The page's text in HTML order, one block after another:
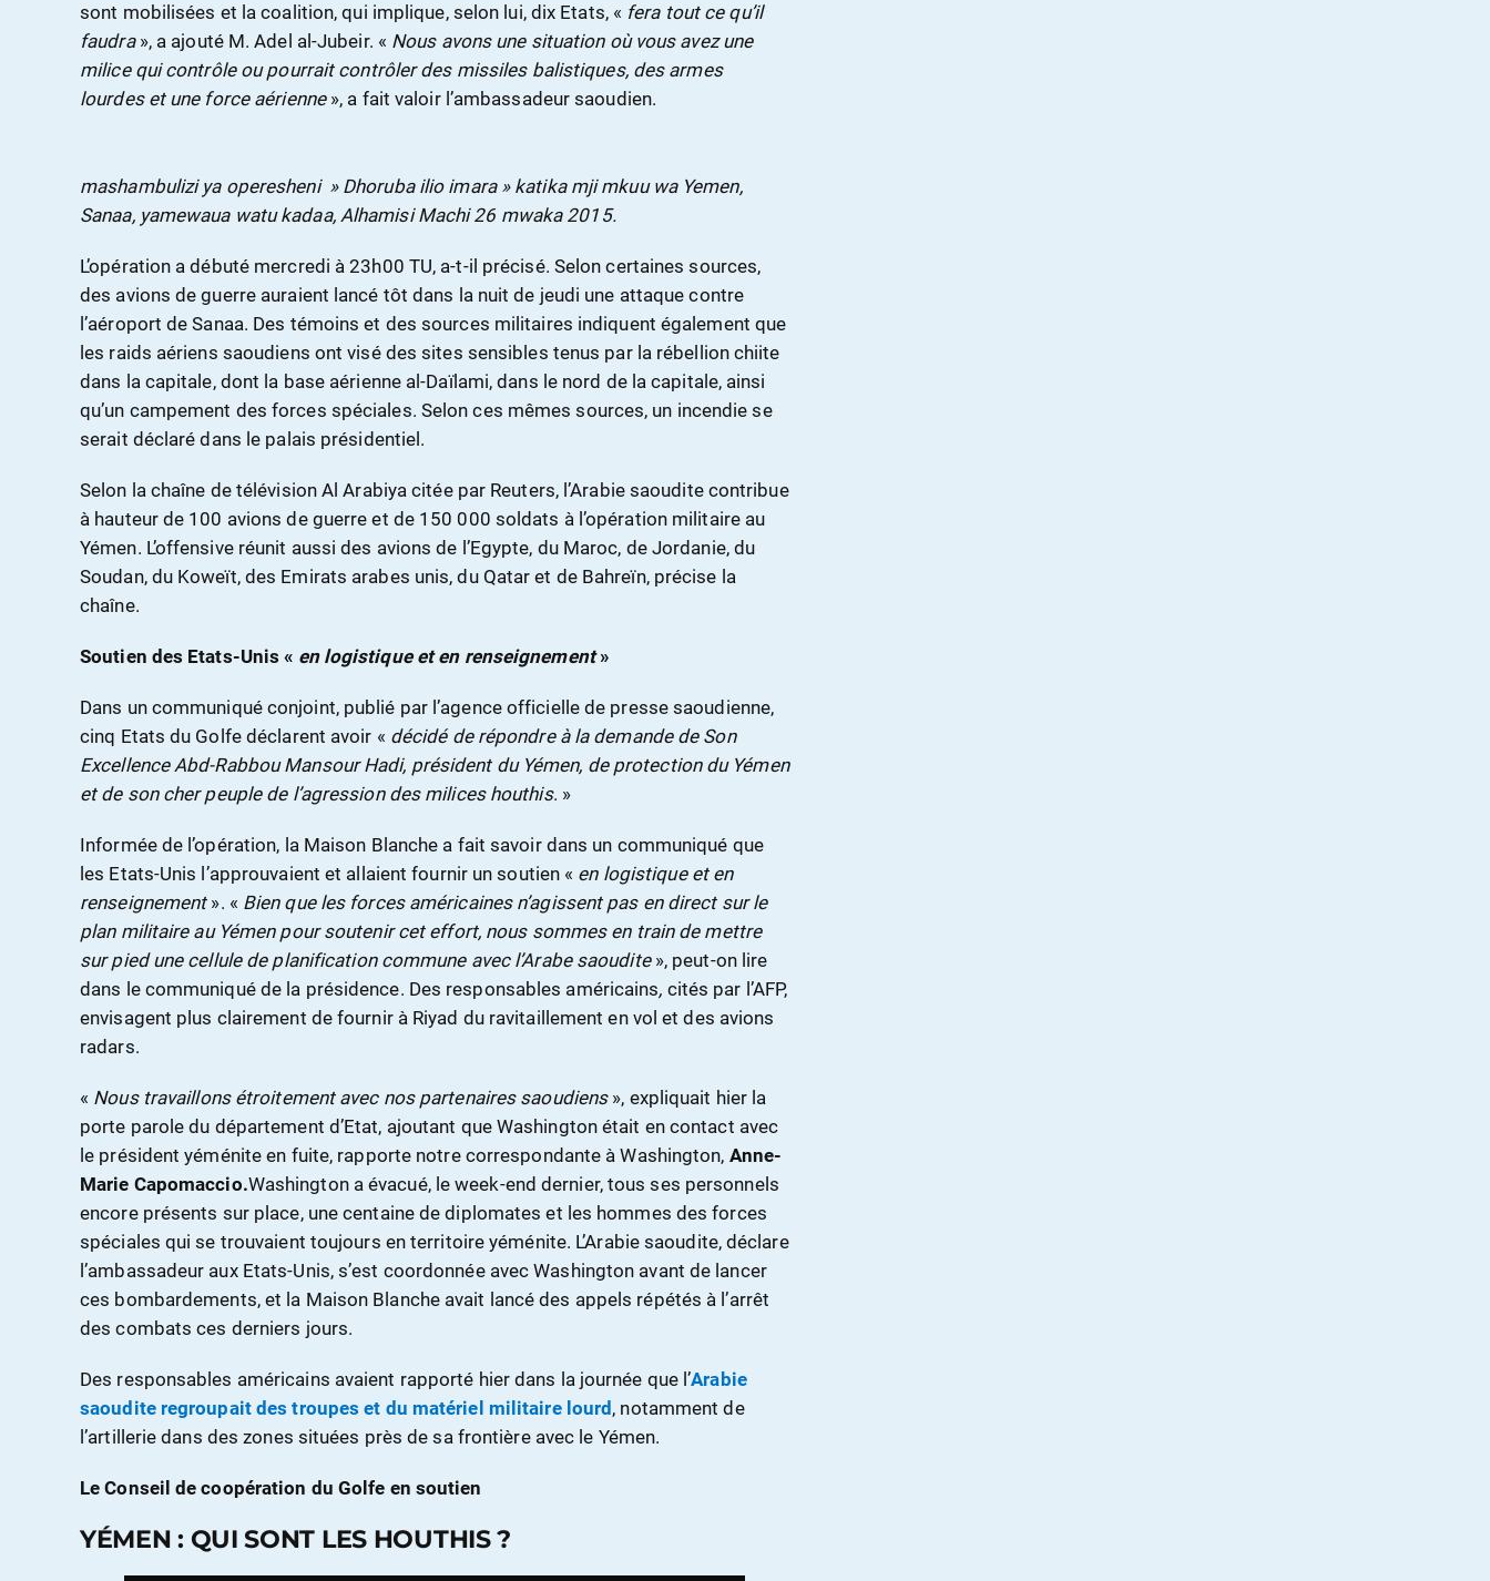
sont mobilisées et la coalition, qui implique, selon lui, dix Etats, « fera tout ce qu’il
faudra», a ajouté M. Adel al-Jubeir. « Nous avons une situation où vous avez une
milice qui contrôle ou pourrait contrôler des missiles balistiques, des armes
lourdes et une force aérienne», a fait valoir l’ambassadeur saoudien.
mashambulizi ya operesheni » Dhoruba ilio imara » katika mji mkuu wa Yemen,
Sanaa, yamewaua watu kadaa, Alhamisi Machi 26 mwaka 2015.
L’opération a débuté mercredi à 23h00 TU, a-t-il précisé. Selon certaines sources,
des avions de guerre auraient lancé tôt dans la nuit de jeudi une attaque contre
l’aéroport de Sanaa. Des témoins et des sources militaires indiquent également que
les raids aériens saoudiens ont visé des sites sensibles tenus par la rébellion chiite
dans la capitale, dont la base aérienne al-Daïlami, dans le nord de la capitale, ainsi
qu’un campement des forces spéciales. Selon ces mêmes sources, un incendie se
serait déclaré dans le palais présidentiel.
Selon la chaîne de télévision Al Arabiya citée par Reuters, l’Arabie saoudite contribue
à hauteur de 100 avions de guerre et de 150 000 soldats à l’opération militaire au
Yémen. L’offensive réunit aussi des avions de l’Egypte, du Maroc, de Jordanie, du
Soudan, du Koweït, des Emirats arabes unis, du Qatar et de Bahreïn, précise la
chaîne.
Soutien des Etats-Unis « en logistique et en renseignement»
Dans un communiqué conjoint, publié par l’agence officielle de presse saoudienne,
cinq Etats du Golfe déclarent avoir « décidé de répondre à la demande de Son
Excellence Abd-Rabbou Mansour Hadi, président du Yémen, de protection du Yémen
et de son cher peuple de l’agression des milices houthis. »
Informée de l’opération, la Maison Blanche a fait savoir dans un communiqué que
les Etats-Unis l’approuvaient et allaient fournir un soutien « en logistique et en
renseignement». « Bien que les forces américaines n’agissent pas en direct sur le
plan militaire au Yémen pour soutenir cet effort, nous sommes en train de mettre
sur pied une cellule de planification commune avec l’Arabe saoudite», peut-on lire
dans le communiqué de la présidence. Des responsables américains, cités par l’AFP,
envisagent plus clairement de fournir à Riyad du ravitaillement en vol et des avions
radars.
« Nous travaillons étroitement avec nos partenaires saoudiens», expliquait hier la
porte parole du département d’Etat, ajoutant que Washington était en contact avec
le président yéménite en fuite, rapporte notre correspondante à Washington, Anne-
Marie Capomaccio.Washington a évacué, le week-end dernier, tous ses personnels
encore présents sur place, une centaine de diplomates et les hommes des forces
spéciales qui se trouvaient toujours en territoire yéménite. L’Arabie saoudite, déclare
l’ambassadeur aux Etats-Unis, s’est coordonnée avec Washington avant de lancer
ces bombardements, et la Maison Blanche avait lancé des appels répétés à l’arrêt
des combats ces derniers jours.
Des responsables américains avaient rapporté hier dans la journée que l’Arabie
saoudite regroupait des troupes et du matériel militaire lourd , notamment de
l’artillerie dans des zones situées près de sa frontière avec le Yémen.
Le Conseil de coopération du Golfe en soutien
YÉMEN : QUI SONT LES HOUTHIS ?